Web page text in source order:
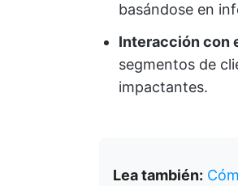
basándose en
Interacción con
segmentos de
impactantes.
Lea también: